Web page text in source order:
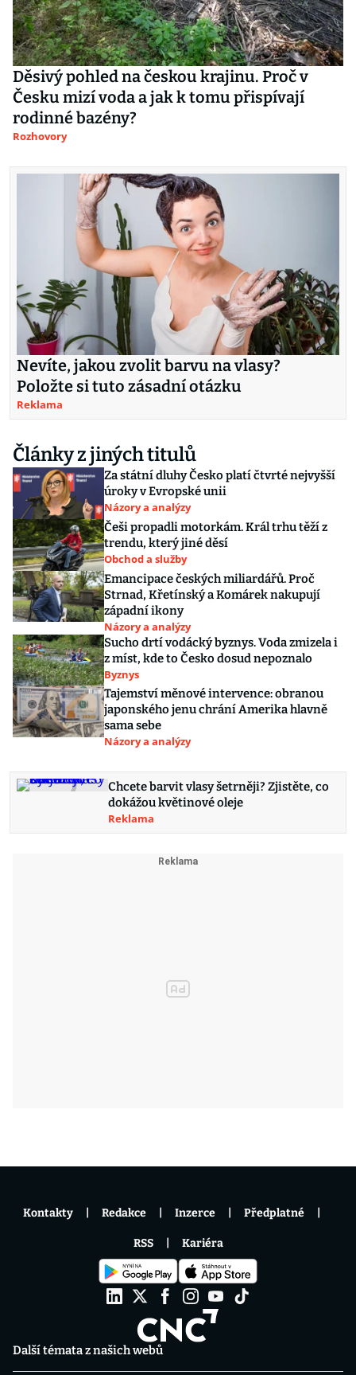
Děsivý pohled na českou krajinu. Proč v
Česku mizí voda a jak k tomu přispívají
rodinné bazény?
Rozhovory
Nevíte, jakou zvolit barvu na vlasy?
Položte si tuto zásadní otázku
Reklama
Články z jiných titulů
Za státní dluhy Česko platí čtvrté nejvyšší
úroky v Evropské unii
Názory a analýzy
Češi propadli motorkám. Král trhu těží z
trendu, který jiné děsí
Obchod a služby
Emancipace českých miliardářů. Proč
Strnad, Křetínský a Komárek nakupují
západní ikony
Názory a analýzy
Sucho drtí vodácký byznys. Voda zmizela i
z míst, kde to Česko dosud nepoznalo
Byznys
Tajemství měnové intervence: obranou
japonského jenu chrání Amerika hlavně
sama sebe
Názory a analýzy
Chcete barvit vlasy šetrněji? Zjistěte, co
dokážou květinové oleje
Reklama
Další témata z našich webů
Kontakty Redakce Inzerce Předplatné
RSS Kariéra